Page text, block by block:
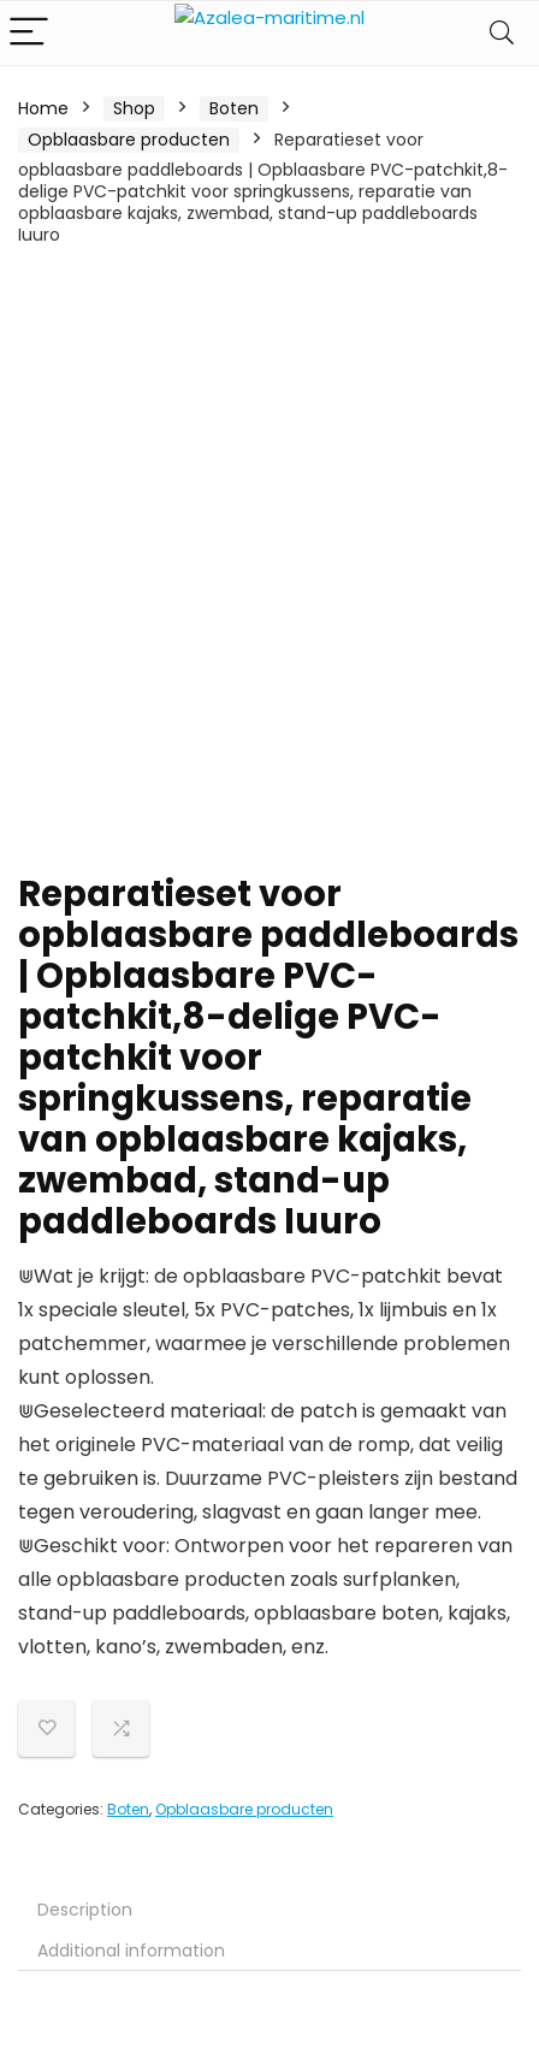
Home Shop
Boten
Opblaasbare producten
Reparatieset voor
opblaasbare paddleboards | Opblaasbare PVC-patchkit,8-
delige PVC-patchkit voor springkussens, reparatie van
opblaasbare kajaks, zwembad, stand-up paddleboards
Iuuro
Reparatieset voor
opblaasbare paddleboards
| Opblaasbare PVC-
patchkit,8-delige PVC-
patchkit voor
springkussens, reparatie
van opblaasbare kajaks,
zwembad, stand-up
paddleboards Iuuro
⋓Wat je krijgt: de opblaasbare PVC-patchkit bevat
1x speciale sleutel, 5x PVC-patches, 1x lijmbuis en 1x
patchemmer, waarmee je verschillende problemen
kunt oplossen.
⋓Geselecteerd materiaal: de patch is gemaakt van
het originele PVC-materiaal van de romp, dat veilig
te gebruiken is. Duurzame PVC-pleisters zijn bestand
tegen veroudering, slagvast en gaan langer mee.
⋓Geschikt voor: Ontworpen voor het repareren van
alle opblaasbare producten zoals surfplanken,
stand-up paddleboards, opblaasbare boten, kajaks,
vlotten, kano’s, zwembaden, enz.
Categories: Boten,Opblaasbare producten
Description
Additional information